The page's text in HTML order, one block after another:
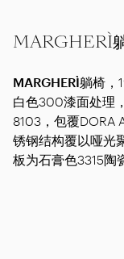
MARGHERÌ
MARGHERÌ躺椅，
白色300漆面处理
8103，包覆DORA
锈钢结构覆以哑光
板为石膏色3315陶